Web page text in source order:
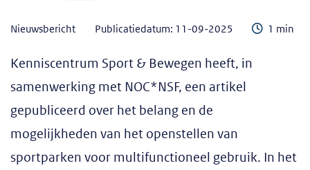
nieuwsbericht Publicatiedatum: 11-09-2025 Leestijd
1 min
Kenniscentrum Sport & Bewegen heeft, in
samenwerking met NOC*NSF, een artikel
gepubliceerd over het belang en de
mogelijkheden van het openstellen van
sportparken voor multifunctioneel gebruik. In het